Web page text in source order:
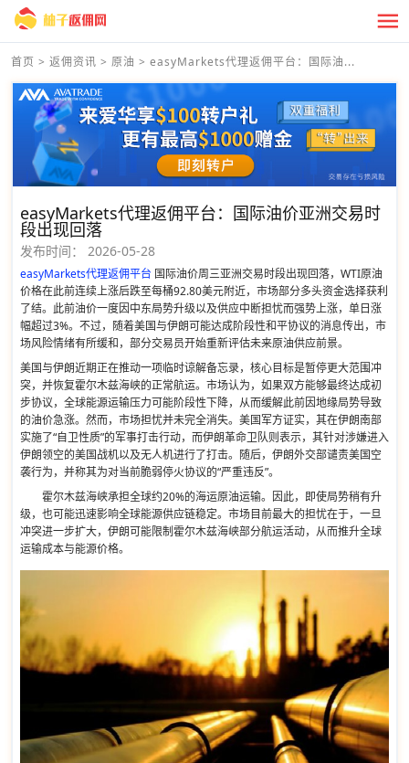
首页 > 返佣资讯 > 原油 > easyMarkets代理返佣平台：国际油...
easyMarkets代理返佣平台：国际油价亚洲交易时
段出现回落
发布时间： 2026-05-28
easyMarkets代理返佣平台 国际油价周三亚洲交易时段出现回落，WTI原油
价格在此前连续上涨后跌至每桶92.80美元附近，市场部分多头资金选择获利
了结。此前油价一度因中东局势升级以及供应中断担忧而强势上涨，单日涨
幅超过3%。不过，随着美国与伊朗可能达成阶段性和平协议的消息传出，市
场风险情绪有所缓和，部分交易员开始重新评估未来原油供应前景。
美国与伊朗近期正在推动一项临时谅解备忘录，核心目标是暂停更大范围冲
突，并恢复霍尔木兹海峡的正常航运。市场认为，如果双方能够最终达成初
步协议，全球能源运输压力可能阶段性下降，从而缓解此前因地缘局势导致
的油价急涨。然而，市场担忧并未完全消失。美国军方证实，其在伊朗南部
实施了“自卫性质”的军事打击行动，而伊朗革命卫队则表示，其针对涉嫌进入
伊朗领空的美国战机以及无人机进行了打击。随后，伊朗外交部谴责美国空
袭行为，并称其为对当前脆弱停火协议的“严重违反”。
霍尔木兹海峡承担全球约20%的海运原油运输。因此，即使局势稍有升
级，也可能迅速影响全球能源供应链稳定。市场目前最大的担忧在于，一旦
冲突进一步扩大，伊朗可能限制霍尔木兹海峡部分航运活动，从而推升全球
运输成本与能源价格。